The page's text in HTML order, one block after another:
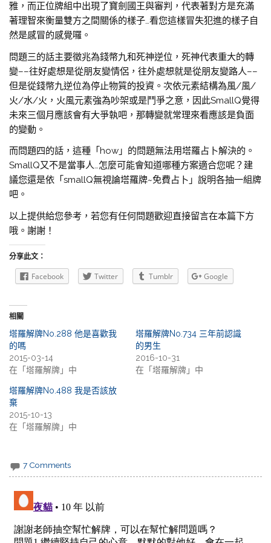
雅，而正位牌組中出現了寶劍國王與審判，代表著對方是充滿
著理智來衡量雙方之間關係的樣子…看您這樣冒失犯進的樣子自
然是感冒的感覺囉。
問題三的話主要徵兆為錢幣九和死神逆位，死神代表重大的轉
變––往好處想是從朋友變情侶，往外處想就是從朋友變路人––
但是從錢幣九逆位為停止物質的投資。次依元素結構為風/風/
火/水/火，火風元素強為吵架或是鬥爭之意，因此SmallQ覺得
未來三個月應該會有大爭執吧，那轉變就常理來看應該是負面
的變動。
而問題四的話，這種「how」的問題無法用塔羅占卜解決的。
SmallQ又不是當事人…怎麼可能會知道哪種方案適合您呢？建
議您還是依「smallQ無視論塔羅牌~免費占卜」說明各抽一組牌
吧。
以上提供給您參考，若您有任何問題歡迎直接留言在本篇下方
哦。謝謝！
分享此文：
Facebook Twitter Tumblr Google
相關
塔羅解牌No.288 他是喜歡我
的嗎
2015-03-14
在「塔羅解牌」中
塔羅解牌No.734 三年前認識
的男生
2016-10-31
在「塔羅解牌」中
塔羅解牌No.488 我是否該放
棄
2015-10-13
在「塔羅解牌」中
7 Comments